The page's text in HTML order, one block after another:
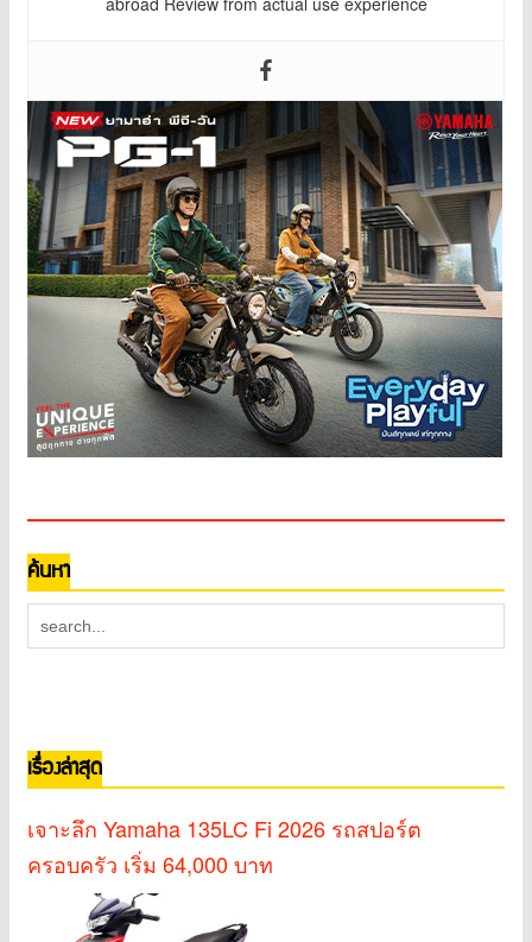
ค้นหา
เรื่องล่าสุด
เจาะลึก Yamaha 135LC Fi 2026 รถสปอร์ต
ครอบครัว เริ่ม 64,000 บาท